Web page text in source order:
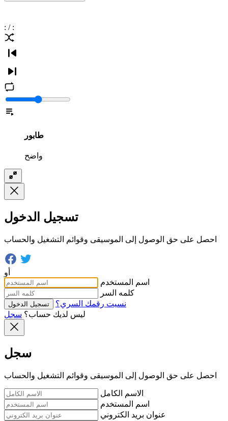
: / :
طابور
واضح
تسجيل الدخول
احصل على حق الوصول إلى الموسيقى وقوائم التشغيل والحساب
أو
اسم المستخدم
كلمه السر
تسجيل الدخول
نسيت رقمك السري؟
ليس لديك حساب؟ سجل
سجل
احصل على حق الوصول إلى الموسيقى وقوائم التشغيل والحساب
الاسم الكامل
اسم المستخدم
عنوان بريد الكتروني